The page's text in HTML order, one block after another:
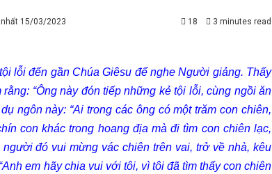
15/03/2023 18 3 minutes read
lỗi đến gần Chúa Giêsu để nghe Người giảng. Thấy
“Ông này đón tiếp những kẻ tội lỗi, cùng ngồi ăn
ngôn này: “Ai trong các ông có một trăm con chiên,
con khác trong hoang địa mà đi tìm con chiên lạc,
đó vui mừng vác chiên trên vai, trở về nhà, kêu
em hãy chia vui với tôi, vì tôi đã tìm thấy con chiên